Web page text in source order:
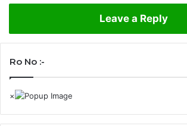
Leave a Reply
Ro No :-